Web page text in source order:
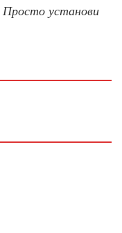
Просто установи